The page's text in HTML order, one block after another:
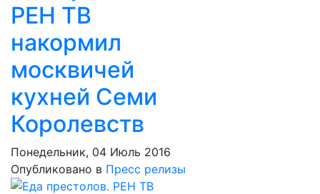
РЕН ТВ
накормил
москвичей
кухней Семи
Королевств
Понедельник, 04 Июль 2016
Опубликовано в Пресс релизы